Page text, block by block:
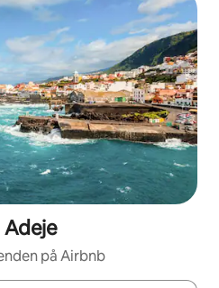
Adeje
på Airbnb